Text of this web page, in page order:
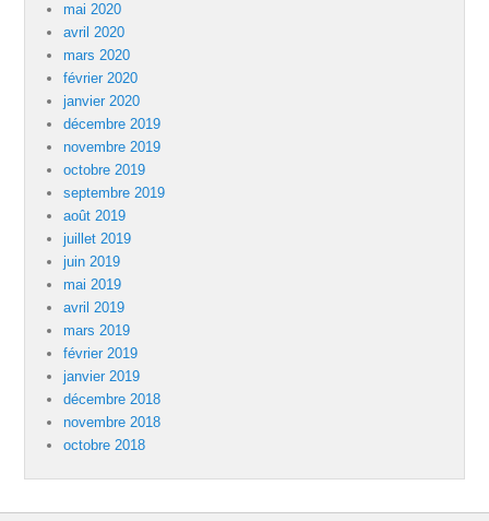
mai 2020
avril 2020
mars 2020
février 2020
janvier 2020
décembre 2019
novembre 2019
octobre 2019
septembre 2019
août 2019
juillet 2019
juin 2019
mai 2019
avril 2019
mars 2019
février 2019
janvier 2019
décembre 2018
novembre 2018
octobre 2018